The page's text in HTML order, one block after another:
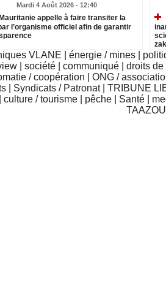
Mardi 4 Août 2026 - 12:40
appelle à faire transiter la
l’organisme officiel afin de garantir
VLANE énergie / mines
société communiqué droits de
/ coopération
ONG /
Syndicats / Patronat TRIBUNE
culture / tourisme pêche Santé